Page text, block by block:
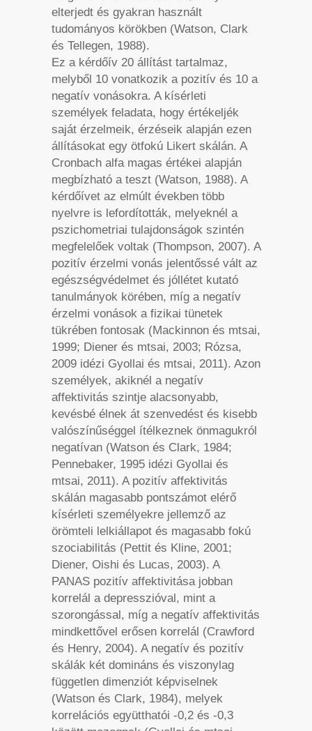
elterjedt és gyakran használt
tudományos körökben (Watson, Clark
és Tellegen, 1988).
Ez a kérdőív 20 állítást tartalmaz,
melyből 10 vonatkozik a pozitív és 10 a
negatív vonásokra. A kísérleti
személyek feladata, hogy értékeljék
saját érzelmeik, érzéseik alapján ezen
állításokat egy ötfokú Likert skálán. A
Cronbach alfa magas értékei alapján
megbízható a teszt (Watson, 1988). A
kérdőívet az elmúlt években több
nyelvre is lefordították, melyeknél a
pszichometriai tulajdonságok szintén
megfelelőek voltak (Thompson, 2007). A
pozitív érzelmi vonás jelentőssé vált az
egészségvédelmet és jóllétet kutató
tanulmányok körében, míg a negatív
érzelmi vonások a fizikai tünetek
tükrében fontosak (Mackinnon és mtsai,
1999; Diener és mtsai, 2003; Rózsa,
2009 idézi Gyollai és mtsai, 2011). Azon
személyek, akiknél a negatív
affektivitás szintje alacsonyabb,
kevésbé élnek át szenvedést és kisebb
valószínűséggel ítélkeznek önmagukról
negatívan (Watson és Clark, 1984;
Pennebaker, 1995 idézi Gyollai és
mtsai, 2011). A pozitív affektivitás
skálán magasabb pontszámot elérő
kísérleti személyekre jellemző az
örömteli lelkiállapot és magasabb fokú
szociabilitás (Pettit és Kline, 2001;
Diener, Oishi és Lucas, 2003). A
PANAS pozitív affektivitása jobban
korrelál a depresszióval, mint a
szorongással, míg a negatív affektivitás
mindkettővel erősen korrelál (Crawford
és Henry, 2004). A negatív és pozitív
skálák két domináns és viszonylag
független dimenziót képviselnek
(Watson és Clark, 1984), melyek
korrelációs együtthatói -0,2 és -0,3